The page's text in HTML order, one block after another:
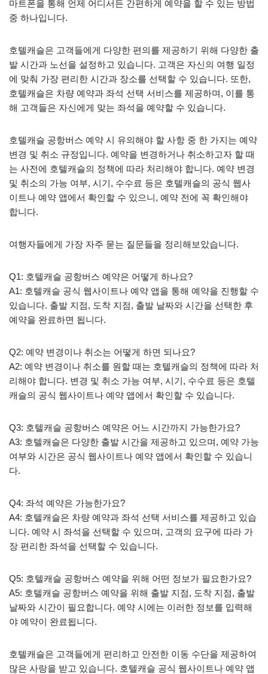
마트폰을 통해 언제 어디서든 간편하게 예약을 할 수 있는 방법
중 하나입니다.
호텔캐슬은 고객들에게 다양한 편의를 제공하기 위해 다양한 출
발 시간과 노선을 설정하고 있습니다. 고객은 자신의 여행 일정
에 맞춰 가장 편리한 시간과 장소를 선택할 수 있습니다. 또한,
호텔캐슬은 차량 예약과 좌석 선택 서비스를 제공하며, 이를 통
해 고객들은 자신에게 맞는 좌석을 예약할 수 있습니다.
호텔캐슬 공항버스 예약 시 유의해야 할 사항 중 한 가지는 예약
변경 및 취소 규정입니다. 예약을 변경하거나 취소하고자 할 때
는 사전에 호텔캐슬의 정책에 따라 처리해야 합니다. 예약 변경
및 취소의 가능 여부, 시기, 수수료 등은 호텔캐슬의 공식 웹사
이트나 예약 앱에서 확인할 수 있으니, 예약 전에 꼭 확인해야
합니다.
여행자들에게 가장 자주 묻는 질문들을 정리해보았습니다.
Q1: 호텔캐슬 공항버스 예약은 어떻게 하나요?
A1: 호텔캐슬 공식 웹사이트나 예약 앱을 통해 예약을 진행할 수
있습니다. 출발 지점, 도착 지점, 출발 날짜와 시간을 선택한 후
예약을 완료하면 됩니다.
Q2: 예약 변경이나 취소는 어떻게 하면 되나요?
A2: 예약 변경이나 취소를 원할 때는 호텔캐슬의 정책에 따라 처
리해야 합니다. 변경 및 취소 가능 여부, 시기, 수수료 등은 호텔
캐슬의 공식 웹사이트나 예약 앱에서 확인할 수 있습니다.
Q3: 호텔캐슬 공항버스 예약은 어느 시간까지 가능한가요?
A3: 호텔캐슬은 다양한 출발 시간을 제공하고 있으며, 예약 가능
여부와 시간은 공식 웹사이트나 예약 앱에서 확인할 수 있습니
다.
Q4: 좌석 예약은 가능한가요?
A4: 호텔캐슬은 차량 예약과 좌석 선택 서비스를 제공하고 있습
니다. 예약 시 좌석을 선택할 수 있으며, 고객의 요구에 따라 가
장 편리한 좌석을 선택할 수 있습니다.
Q5: 호텔캐슬 공항버스 예약을 위해 어떤 정보가 필요한가요?
A5: 호텔캐슬 공항버스 예약을 위해 출발 지점, 도착 지점, 출발
날짜와 시간이 필요합니다. 예약 시에는 이러한 정보를 입력해
야 예약이 완료됩니다.
호텔캐슬은 고객들에게 편리하고 안전한 이동 수단을 제공하여
많은 사랑을 받고 있습니다. 호텔캐슬 공식 웹사이트나 예약 앱